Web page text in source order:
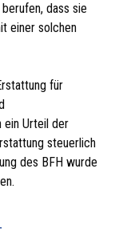
dass sie
einer solchen
für
ein Urteil der
steuerlich
des BFH wurde